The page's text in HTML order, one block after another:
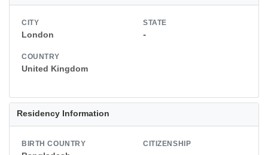
CITY
London
STATE
-
COUNTRY
United Kingdom
Residency Information
BIRTH COUNTRY CITIZENSHIP